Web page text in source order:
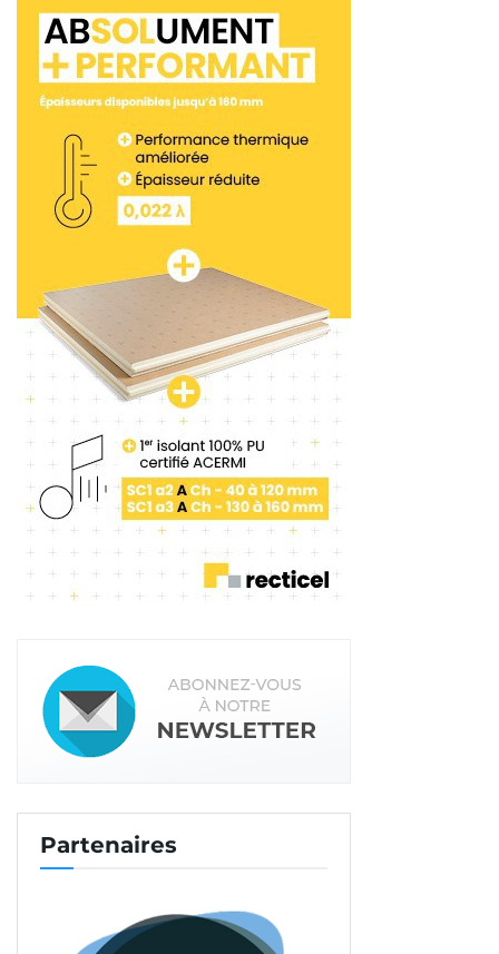
<< Partie 7
Tags: Ravoirage Ragréage
Partenaires